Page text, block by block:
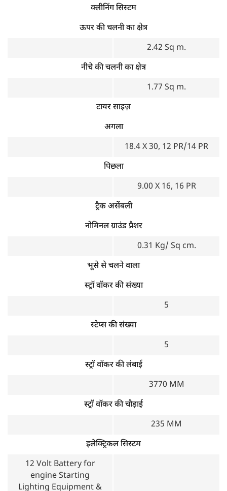
क्लीनिंग सिस्टम
ऊपर की चलनी का क्षेत्र
2.42 Sq m.
नीचे की चलनी का क्षेत्र
1.77 Sq m.
टायर साइज़
अगला
18.4 X 30, 12 PR/14 PR
पिछला
9.00 X 16, 16 PR
ट्रैक असेंबली
नोमिनल ग्राउंड प्रैशर
0.31 Kg/ Sq cm.
भूसे से चलने वाला
स्ट्रॉ वॉकर की संख्या
5
स्टेप्स की संख्या
5
स्ट्रॉ वॉकर की लंबाई
3770 MM
स्ट्रॉ वॉकर की चौड़ाई
235 MM
इलेक्ट्रिकल सिस्टम
12 Volt Battery for
engine Starting
Lighting Equipment &